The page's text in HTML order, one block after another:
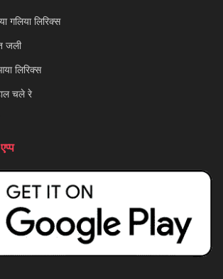
गलिया लिरिक्स
जली
लिरिक्स
चले रे